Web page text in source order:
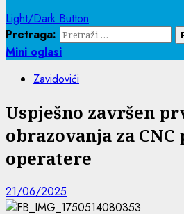
Light/Dark Button
Pretraga:
Mini oglasi
Zavidovići
Uspješno završen
obrazovanja za
operatere
21/06/2025